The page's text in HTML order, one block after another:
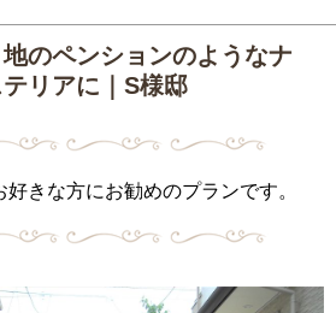
のペンションのようなナ
リアに｜S様邸
きな方にお勧めのプランです。